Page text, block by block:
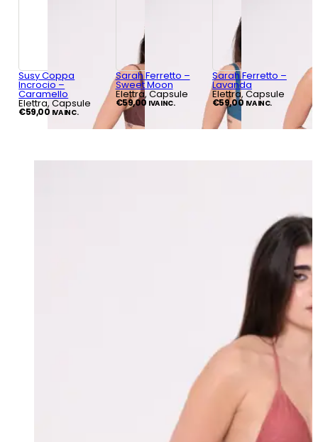
Susy Coppa
Incrocio –
Caramello
Elettra, Capsule
€59,00 IVA INC.
Sarah Ferretto –
Sweet Moon
Elettra, Capsule
€59,00 IVA INC.
Sarah Ferretto –
Lavanda
Elettra, Capsule
€59,00 IVA INC.